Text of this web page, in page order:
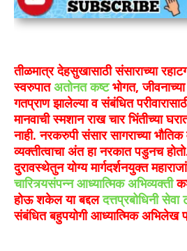
तीळमात्र देहसुखासाठी संसाराच्या
स्वरुपातअतोनत कष्टभोगत,
गतप्राण झालेल्या व संबंधित
मानवाची स्मशान राख चार भिंतीच्या
नाही. नरकरुपी संसार सागराच्या भौतिक
व्यक्तीत्वाचा अंत हा नरकात पडुनच
दुरावस्थेतुन योग्य मार्गदर्शनयुक्त
चारित्र्यसंपन्न आध्यात्मिक अभिव्यक्ती
होऊ शकेल या बद्दलदत्तप्रबोधिनी सेवा
संबंधित बहुपयोगी आध्यात्मिक अभिलेख